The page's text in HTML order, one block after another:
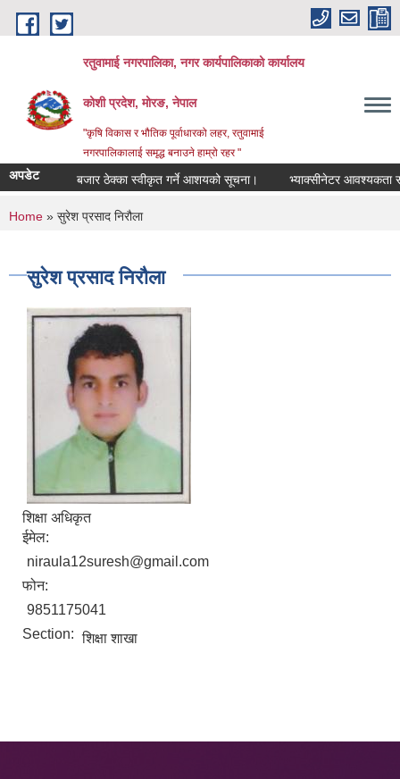
Skip to main content
रतुवामाई नगरपालिका, नगर कार्यपालिकाको कार्यालय
कोशी प्रदेश, मोरङ, नेपाल
"कृषि विकास र भौतिक पूर्वाधारको लहर, रतुवामाई
नगरपालिकालाई समृद्ध बनाउने हाम्रो रहर "
अपडेट बजार ठेक्का स्वीकृत गर्ने आशयको सूचना। भ्याक्सीनेटर आवश्यकता
You are here
Home » सुरेश प्रसाद निरौला
सुरेश प्रसाद निरौला
शिक्षा अधिकृत
ईमेल:
niraula12suresh@gmail.com
फोन:
9851175041
Section: शिक्षा शाखा